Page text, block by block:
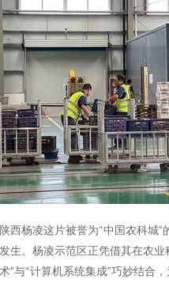
西杨凌这片被誉为“中国农科城
生。杨凌示范区正凭借其在农
”与“计算机系统集成”巧妙结合